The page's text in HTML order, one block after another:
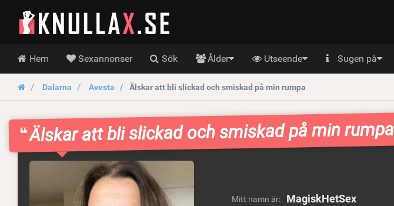
KnullaX.se
Hoofdmenu
Hem Sexannonser Sök Ålder Utseende Sugen på
Dalarna Avesta Älskar att bli slickad och smiskad på min rumpa
Älskar att bli slickad och smiskad på min rumpa
Mitt namn är: MagiskHetSex